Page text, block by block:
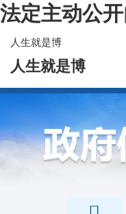
法定主动公
人生就是博
人生就是博